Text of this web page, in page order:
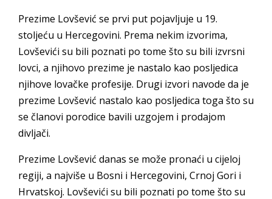
Prezime Lovšević se prvi put pojavljuje u 19.
stoljeću u Hercegovini. Prema nekim izvorima,
Lovševići su bili poznati po tome što su bili izvrsni
lovci, a njihovo prezime je nastalo kao posljedica
njihove lovačke profesije. Drugi izvori navode da je
prezime Lovšević nastalo kao posljedica toga što su
se članovi porodice bavili uzgojem i prodajom
divljači.
Prezime Lovšević danas se može pronaći u cijeloj
regiji, a najviše u Bosni i Hercegovini, Crnoj Gori i
Hrvatskoj. Lovševići su bili poznati po tome što su